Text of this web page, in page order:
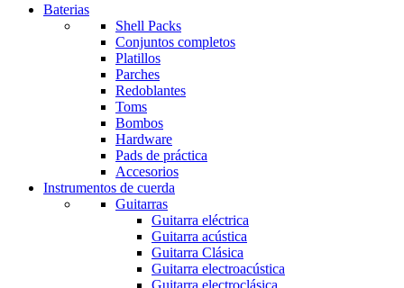
Baterias
Shell Packs
Conjuntos completos
Platillos
Parches
Redoblantes
Toms
Bombos
Hardware
Pads de práctica
Accesorios
Instrumentos de cuerda
Guitarras
Guitarra eléctrica
Guitarra acústica
Guitarra Clásica
Guitarra electroacústica
Guitarra electroclásica